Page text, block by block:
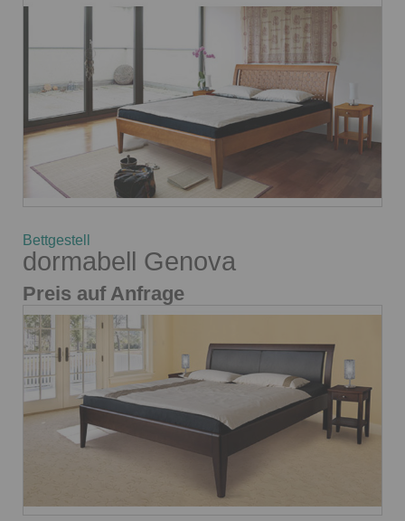
Bettgestell
dormabell Genova
Preis auf Anfrage